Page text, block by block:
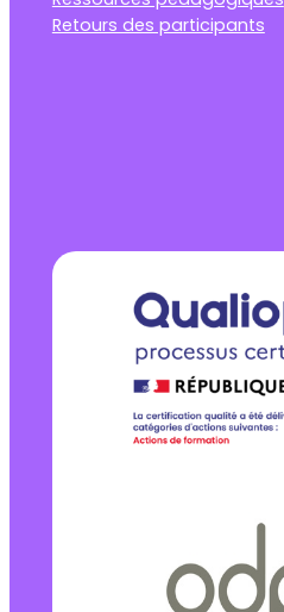
Retours des participants